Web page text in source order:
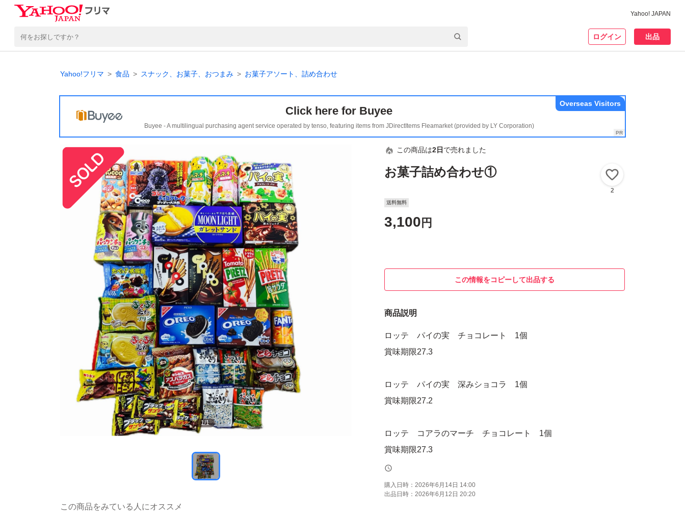
Yahoo! JAPAN
ログイン 出品
Yahoo!フリマ 食品 スナック、お菓子、おつまみ お菓子アソート、詰め合わせ
Click here for Buyee
Buyee - A multilingual purchasing agent service operated by tenso, featuring items from JDirectItems Fleamarket (provided by LY Corporation)
Overseas Visitors
1/1
この商品は2日 で売れました
お菓子詰め合わせ①
2
送料無料
3,100 円
この情報をコピーして出品する
商品説明
ロッテ パイの実 チョコレート 1個
賞味期限27.3
ロッテ パイの実 深みショコラ 1個
賞味期限27.2
ロッテ コアラのマーチ チョコレート 1個
賞味期限27.3
ロッテ コアラのマーチ いちご 1個
賞味期限27.2
購入日時： 2026年6月14日 14:00
出品日時： 2026年6月12日 20:20
この商品をみている人にオススメ